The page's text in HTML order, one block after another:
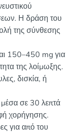
Η δράση του
της σύνθεσης
150–450 mg για
της λοίμωξης.
δισκία, ή
σε 30 λεπτά
χορήγησης.
για από του